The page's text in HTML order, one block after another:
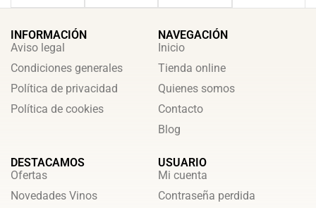
INFORMACIÓN
Aviso legal
Condiciones generales
Política de privacidad
Política de cookies
NAVEGACIÓN
Inicio
Tienda online
Quienes somos
Contacto
Blog
DESTACAMOS
Ofertas
Novedades Vinos
USUARIO
Mi cuenta
Contraseña perdida